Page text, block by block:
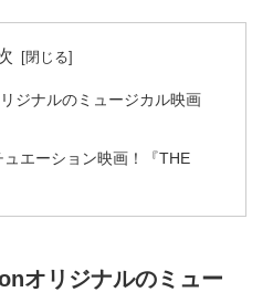
ジナルのミュージカル映画
エーション映画！『THE
オリジナルのミュー